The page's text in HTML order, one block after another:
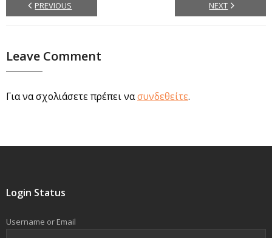
PREVIOUS NEXT
Leave Comment
Για να σχολιάσετε πρέπει νασυνδεθείτε.
Login Status
Username or Email